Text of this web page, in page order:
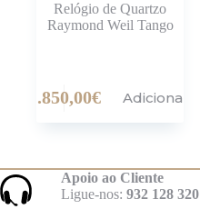
Relógio de Quartzo
Raymond Weil Tango
1.850,00€ Adicionar
Apoio ao Cliente
Ligue-nos: 932 128 320